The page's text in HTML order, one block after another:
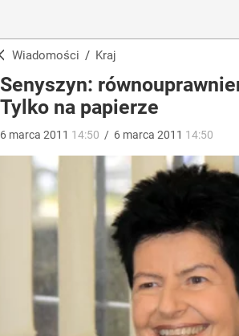
Wiadomości / Kraj
Senyszyn:
Tylko na papierze
6 marca 2011 14:50 / 6 marca 2011 14:50